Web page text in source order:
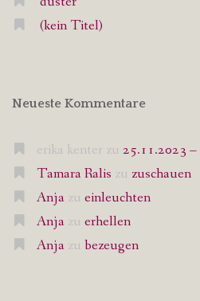
(kein Titel)
Neueste Kommentare
erika kenter zu 25.11.2023
Tamara Ralis zu zuschauen
Anja zu einleuchten
Anja zu erhellen
Anja zu bezeugen